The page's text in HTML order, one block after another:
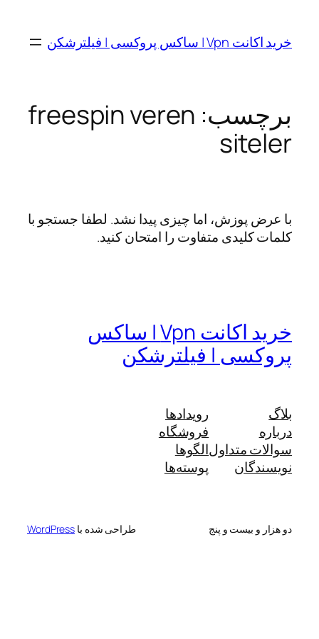
محتواخرید اکانت Vpn | ساکس پروکسی | فیلترشکن
برچسب: freespin veren
siteler
با عرض پوزش، اما چیزی پیدا نشد. لطفا جستجو با
کلمات کلیدی متفاوت را امتحان کنید.
خرید اکانت Vpn | ساکس
پروکسی | فیلترشکن
بلاگ
درباره
سوالات متداول
نویسندگان
رویدادها
فروشگاه
الگوها
پوسته‌ها
دو هزار و بیست و پنج طراحی شده با WordPress